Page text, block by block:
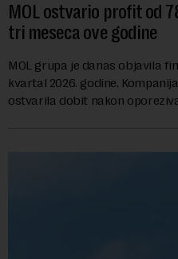
MOL ostvario profit od
tri meseca ove godine
MOL grupa je danas objavila
kvartal 2026. godine.
ostvarila dobit nakon